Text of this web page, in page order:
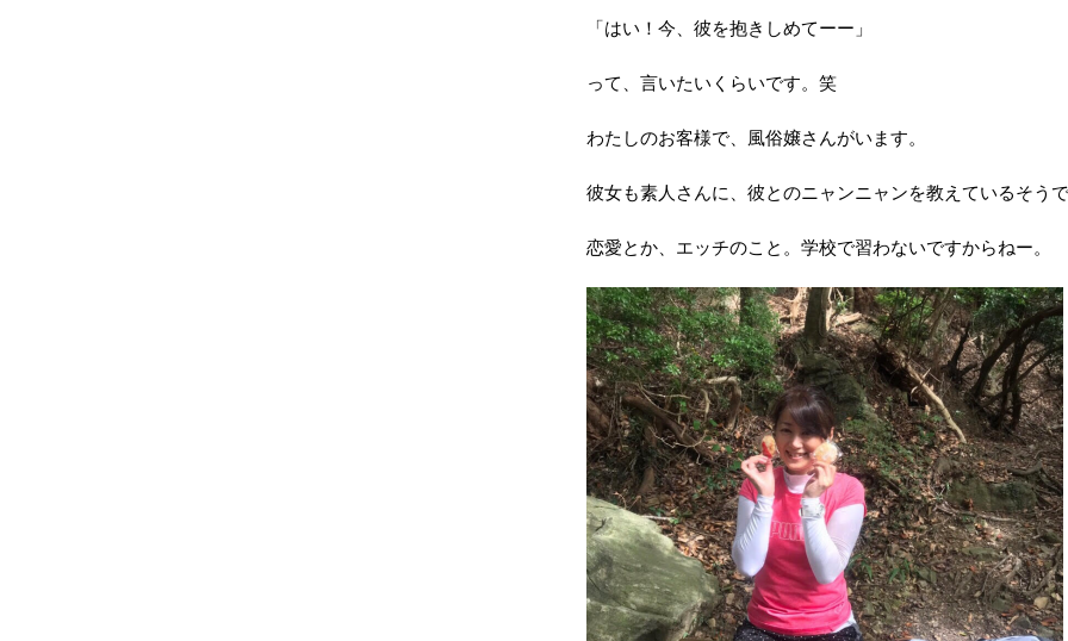
「はい！今、彼を抱きしめてーー」
って、言いたいくらいです。笑
わたしのお客様で、風俗嬢さんがいます。
彼女も素人さんに、彼とのニャンニャンを教えているそうで
恋愛とか、エッチのこと。学校で習わないですか